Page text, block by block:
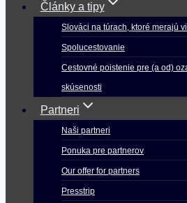
Články a tipy
Slováci na túrach, ktoré merajú
Spolucestovanie
Cestovné poistenie pre (a od)
skúsenosti
Partneri
Naši partneri
Ponuka pre partnerov
Our offer for partners
Presstrip